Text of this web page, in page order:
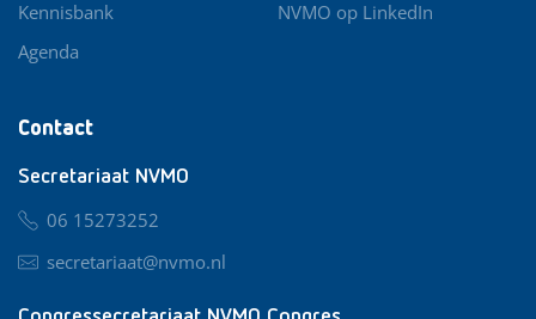
Contact
Secretariaat NVMO
06 15273252
secretariaat@nvmo.nl
Kennisbank
Agenda
NVMO op LinkedIn